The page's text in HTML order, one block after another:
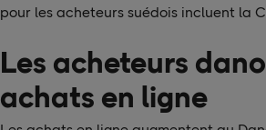
pour les acheteurs suédois incluent la
Les acheteurs
achats en ligne